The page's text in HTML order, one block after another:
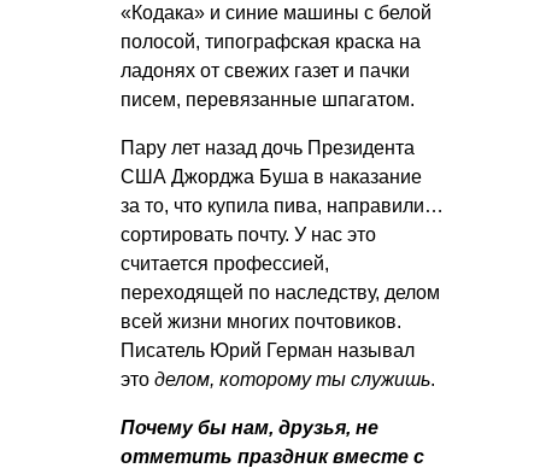
«Кодака» и синие машины с белой
полосой, типографская краска на
ладонях от свежих газет и пачки
писем, перевязанные шпагатом.
Пару лет назад дочь Президента
США Джорджа Буша в наказание
за то, что купила пива, направили…
сортировать почту. У нас это
считается профессией,
переходящей по наследству, делом
всей жизни многих почтовиков.
Писатель Юрий Герман называл
это делом, которому ты служишь.
Почему бы нам, друзья, не
отметить праздник вместе с